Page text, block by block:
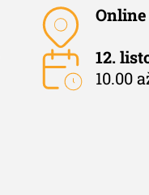
Online
12.
10.00